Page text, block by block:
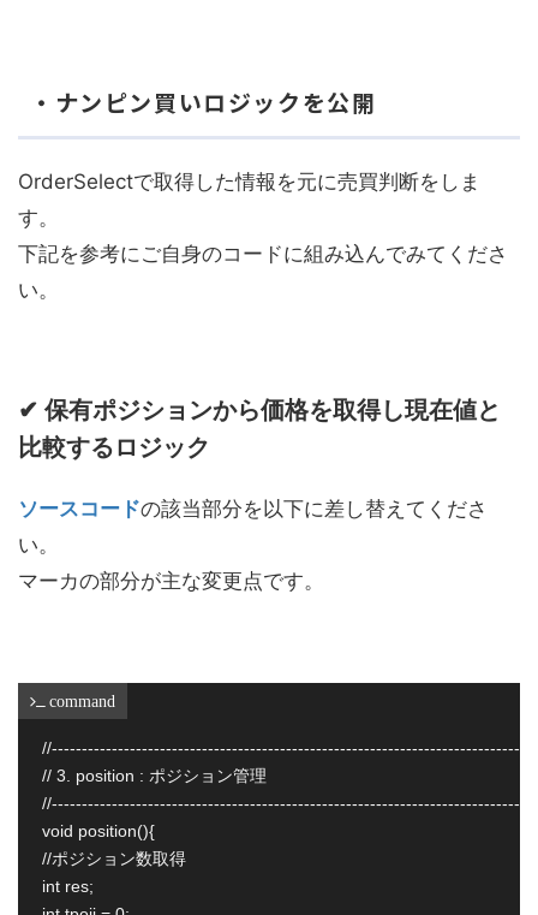
・ナンピン買いロジックを公開
OrderSelectで取得した情報を元に売買判断をしま
す。
下記を参考にご自身のコードに組み込んでみてくださ
い。
✔ 保有ポジションから価格を取得し現在値と
比較するロジック
ソースコードの該当部分を以下に差し替えてくださ
い。
マーカの部分が主な変更点です。
command
// 3. position : ポジション管理
void position(){
//ポジション数取得
int res;